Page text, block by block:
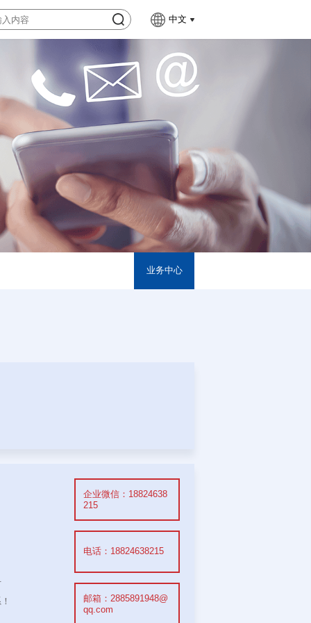
中文
业务中心
企业微信：18824638
215
电话：18824638215
邮箱：2885891948@
qq.com